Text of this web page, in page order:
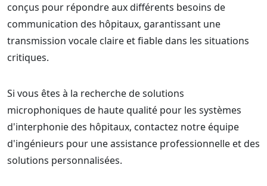
conçus pour répondre aux différents besoins de
communication des hôpitaux, garantissant une
transmission vocale claire et fiable dans les situations
critiques.
Si vous êtes à la recherche de solutions
microphoniques de haute qualité pour les systèmes
d'interphonie des hôpitaux, contactez notre équipe
d'ingénieurs pour une assistance professionnelle et des
solutions personnalisées.